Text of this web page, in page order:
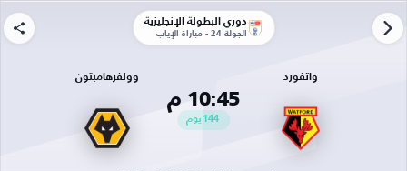
دوري البطولة الإنجليزية
الجولة 24 - مباراة الإياب
واتفورد
10:45 م
144 يوم
وولفرهامبتون